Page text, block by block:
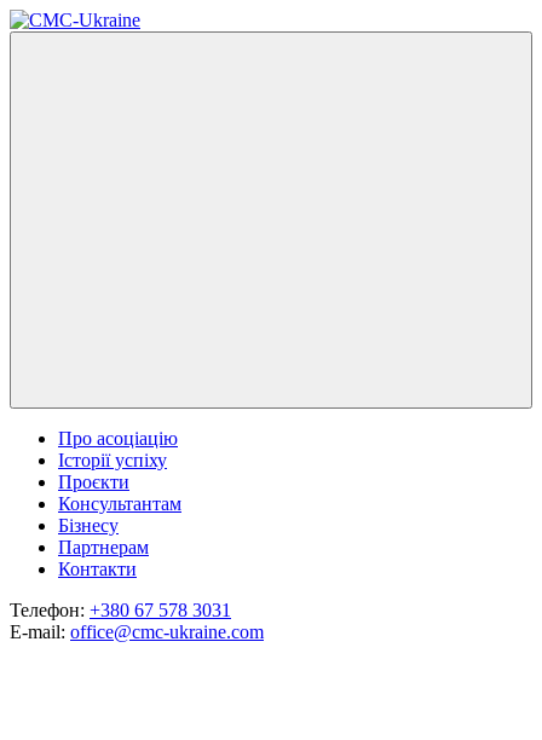
Про асоціацію
Історії успіху
Проєкти
Консультантам
Бізнесу
Партнерам
Контакти
Телефон: +380 67 578 3031
E-mail: office@cmc-ukraine.com